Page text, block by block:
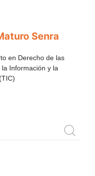
Senra
en Derecho de las
Información y la